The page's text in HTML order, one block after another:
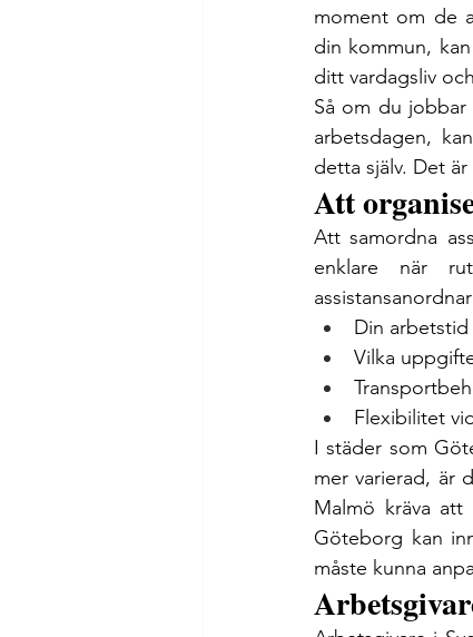
moment om de
din kommun,
ditt vardagsliv
Så om du
arbetsdagen,
detta själv. Det
Att
Att samordna
enklare när
Din arbetstid
Vilka
Flexibilitet
I städer som
mer varierad, är
Malmö kräva att
Göteborg kan
måste kunna